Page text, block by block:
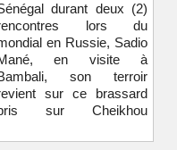
durant deux (2)
lors du
en Russie, Sadio
en visite à
son terroir
sur ce brassard
sur Cheikhou